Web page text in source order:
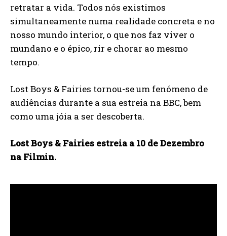
retratar a vida. Todos nós existimos
simultaneamente numa realidade concreta e no
nosso mundo interior, o que nos faz viver o
mundano e o épico, rir e chorar ao mesmo
tempo.
Lost Boys & Fairies tornou-se um fenómeno de
audiências durante a sua estreia na BBC, bem
como uma jóia a ser descoberta.
Lost Boys & Fairies estreia a 10 de Dezembro
na Filmin.